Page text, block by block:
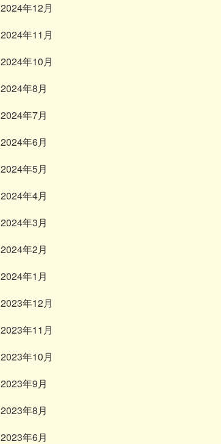
2024年12月
2024年11月
2024年10月
2024年8月
2024年7月
2024年6月
2024年5月
2024年4月
2024年3月
2024年2月
2024年1月
2023年12月
2023年11月
2023年10月
2023年9月
2023年8月
2023年6月